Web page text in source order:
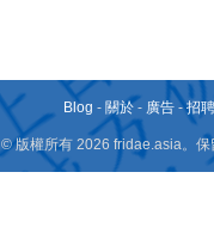
Blog - 關於 - 廣告 -招
© 版權所有 2026 fridae.asia。